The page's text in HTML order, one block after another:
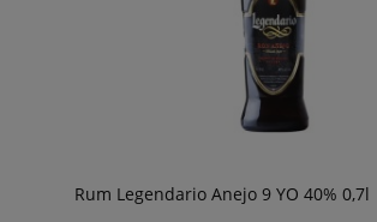
Rum Legendario Anejo 9 YO 40% 0,7l